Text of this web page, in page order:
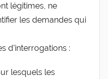
légitimes, ne
les demandes qui
d’interrogations :
lesquels les